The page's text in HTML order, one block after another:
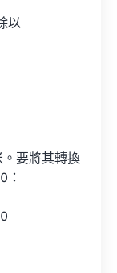
以
要將其轉換